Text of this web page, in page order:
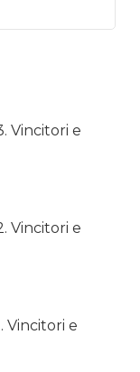
Vincitori e
Vincitori e
Vincitori e